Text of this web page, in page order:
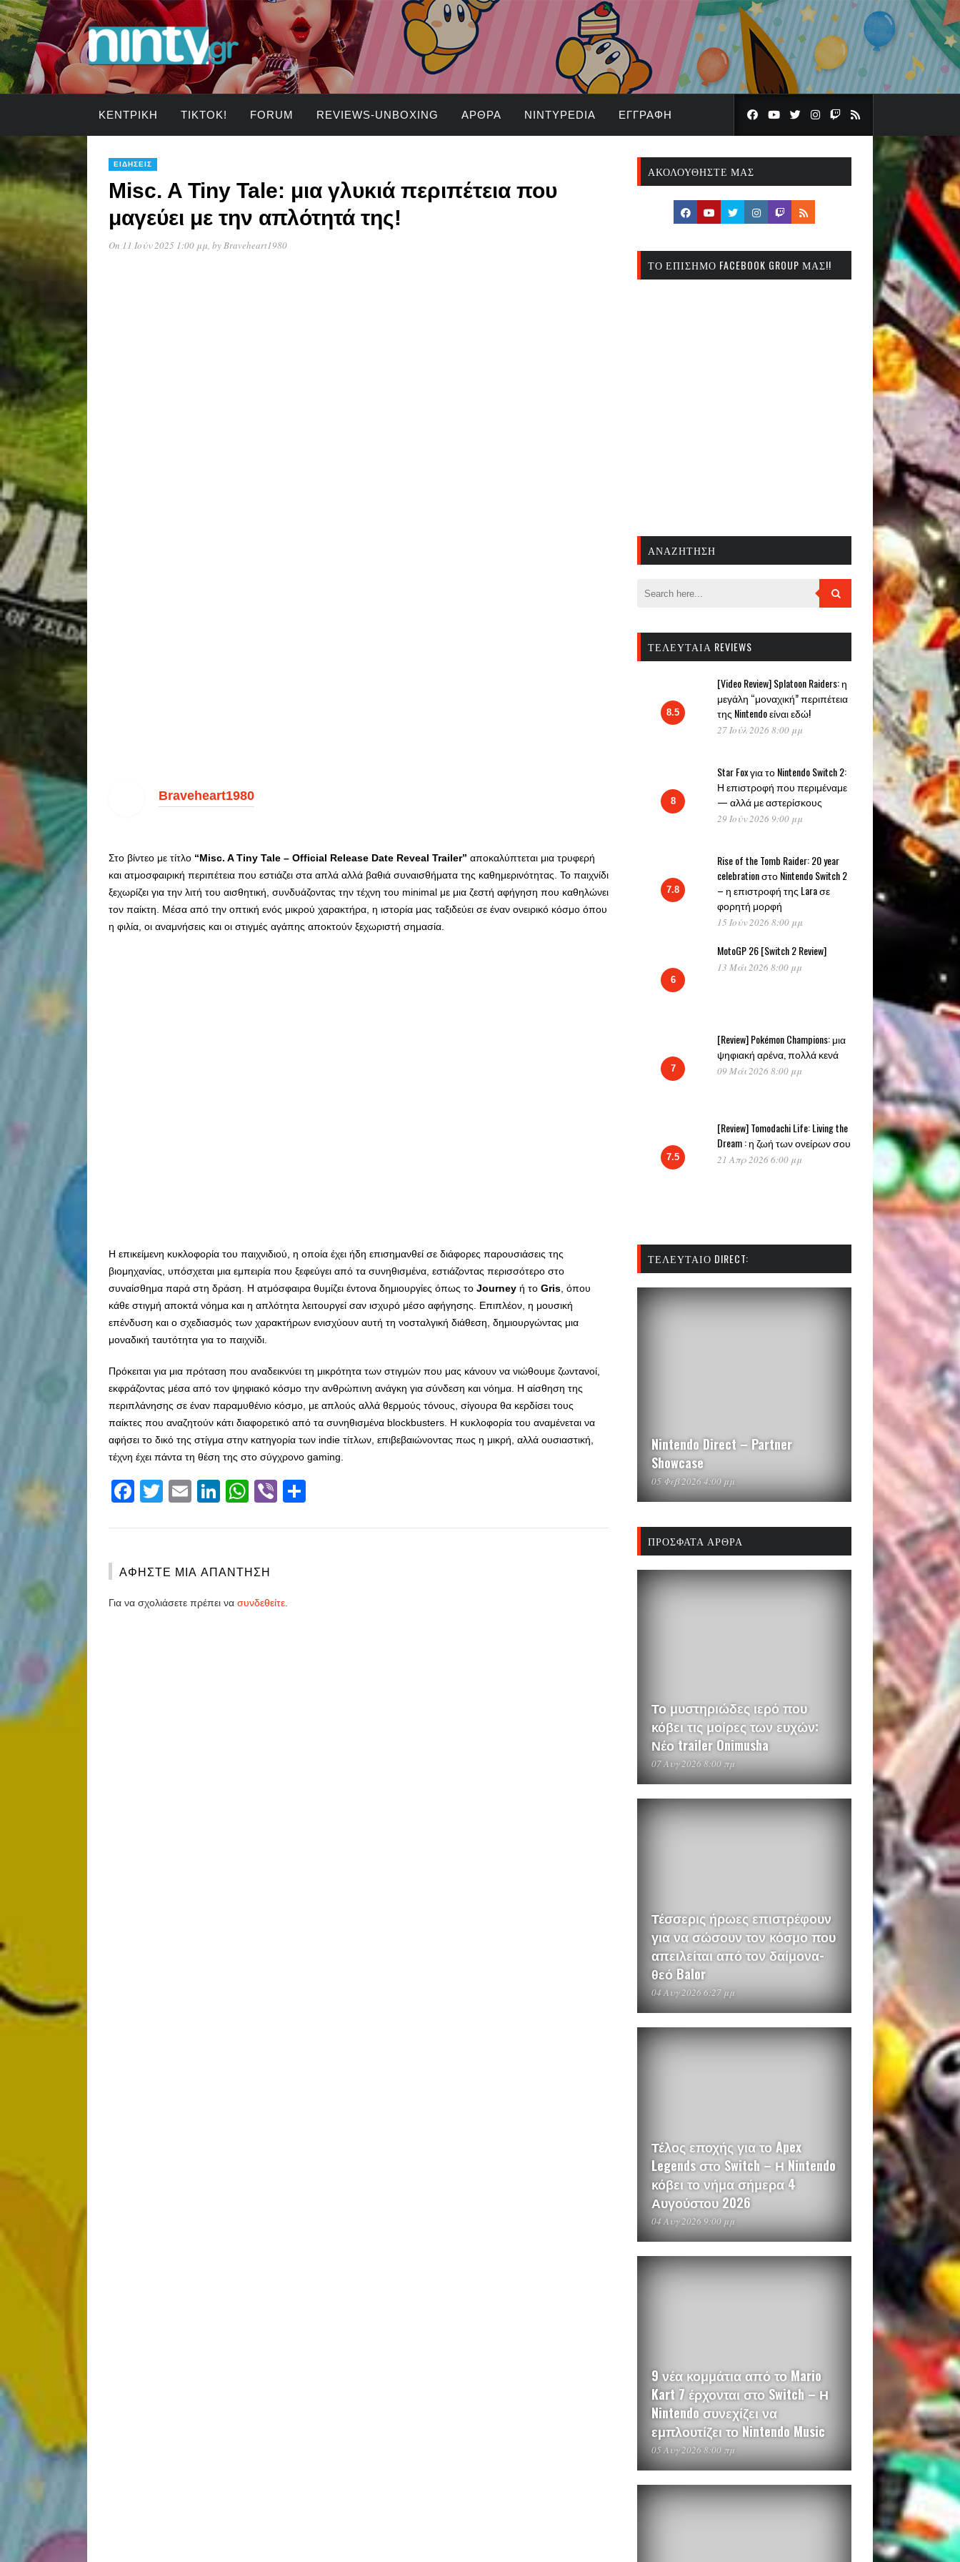
ΚΕΝΤΡΙΚΉ TIKTOK! FORUM REVIEWS-UNBOXING ΆΡΘΡΑ NINTYPEDIA ΕΓΓΡΑΦΉ
ΕΙΔΉΣΕΙΣ
Misc. A Tiny Tale: μια γλυκιά περιπέτεια που
μαγεύει με την απλότητά της!
On 11 Ιούν 2025 1:00 μμ, byBraveheart1980
Braveheart1980
Στο βίντεο με τίτλο “Misc. A Tiny Tale – Official Release Date Reveal Trailer” αποκαλύπτεται μια τρυφερή
και ατμοσφαιρική περιπέτεια που εστιάζει στα απλά αλλά βαθιά συναισθήματα της καθημερινότητας. Το παιχνίδι
ξεχωρίζει για την λιτή του αισθητική, συνδυάζοντας την τέχνη του minimal με μια ζεστή αφήγηση που καθηλώνει
τον παίκτη. Μέσα από την οπτική ενός μικρού χαρακτήρα, η ιστορία μας ταξιδεύει σε έναν ονειρικό κόσμο όπου
η φιλία, οι αναμνήσεις και οι στιγμές αγάπης αποκτούν ξεχωριστή σημασία.
Η επικείμενη κυκλοφορία του παιχνιδιού, η οποία έχει ήδη επισημανθεί σε διάφορες παρουσιάσεις της
βιομηχανίας, υπόσχεται μια εμπειρία που ξεφεύγει από τα συνηθισμένα, εστιάζοντας περισσότερο στο
συναίσθημα παρά στη δράση. Η ατμόσφαιρα θυμίζει έντονα δημιουργίες όπως το Journey ή το Gris , όπου
κάθε στιγμή αποκτά νόημα και η απλότητα λειτουργεί σαν ισχυρό μέσο αφήγησης. Επιπλέον, η μουσική
επένδυση και ο σχεδιασμός των χαρακτήρων ενισχύουν αυτή τη νοσταλγική διάθεση, δημιουργώντας μια
μοναδική ταυτότητα για το παιχνίδι.
Πρόκειται για μια πρόταση που αναδεικνύει τη μικρότητα των στιγμών που μας κάνουν να νιώθουμε ζωντανοί,
εκφράζοντας μέσα από τον ψηφιακό κόσμο την ανθρώπινη ανάγκη για σύνδεση και νόημα. Η αίσθηση της
περιπλάνησης σε έναν παραμυθένιο κόσμο, με απλούς αλλά θερμούς τόνους, σίγουρα θα κερδίσει τους
παίκτες που αναζητούν κάτι διαφορετικό από τα συνηθισμένα blockbusters. Η κυκλοφορία του αναμένεται να
αφήσει το δικό της στίγμα στην κατηγορία των indie τίτλων, επιβεβαιώνοντας πως η μικρή, αλλά ουσιαστική,
τέχνη έχει πάντα τη θέση της στο σύγχρονο gaming.
Facebook
Twitter
EmailLinkedIn
WhatsApp
Viber
ΑΦΉΣΤΕ ΜΙΑ ΑΠΆΝΤΗΣΗ
Για να σχολιάσετε πρέπει να συνδεθείτε
ΑΚΟΛΟΥΘΉΣΤΕ ΜΑΣ
ΤΟ ΕΠΊΣΗΜΟ FACEBOOK GROUP ΜΑΣ!!
ΑΝΑΖΉΤΗΣΗ
ΤΕΛΕΥΤΑΊΑ REVIEWS
8.5
[Video Review] Splatoon Raiders: η
μεγάλη “μοναχική” περιπέτεια
της Nintendo είναι εδώ!
27 Ιούλ 2026 8:00 μμ
8
Star Fox για το Nintendo Switch 2:
Η επιστροφή που περιμέναμε
— αλλά με αστερίσκους
29 Ιούν 2026 9:00 μμ
7.8
Rise of the Tomb Raider: 20 year
celebration στο Nintendo Switch 2
– η επιστροφή της Lara σε
φορητή μορφή
15 Ιούν 2026 8:00 μμ
6
MotoGP 26 [Switch 2 Review]
13 Μάι 2026 8:00 μμ
7
[Review] Pokémon Champions: μια
ψηφιακή αρένα, πολλά κενά
09 Μάι 2026 8:00 μμ
7.5
[Review] Tomodachi Life: Living the
Dream : η ζωή των ονείρων σου
21 Απρ 2026 6:00 μμ
ΤΕΛΕΥΤΑΊΟ DIRECT:
Nintendo Direct – Partner
Showcase
05 Φεβ 2026 4:00 μμ
ΠΡΌΣΦΑΤΑ ΆΡΘΡΑ
Το μυστηριώδες ιερό που
κόβει τις μοίρες των ευχών:
Νέο trailer Onimusha
07 Αυγ 2026 8:00 πμ
Τέσσερις ήρωες επιστρέφουν
για να σώσουν τον κόσμο που
απειλείται από τον δαίμονα-
θεό Balor
04 Αυγ 2026 6:27 μμ
Τέλος εποχής για το Apex
Legends στο Switch – Η Nintendo
κόβει το νήμα σήμερα 4
Αυγούστου 2026
04 Αυγ 2026 9:00 μμ
9 νέα κομμάτια από το Mario
Kart 7 έρχονται στο Switch – Η
Nintendo συνεχίζει να
εμπλουτίζει το Nintendo Music
05 Αυγ 2026 8:00 πμ